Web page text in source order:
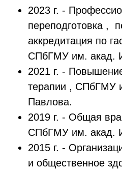
2023 г. -
переподготовка ,
аккредитация по
СПбГМУ им. акад.
2021 г. -
терапии , СПбГМУ
Павлова.
2019 г. - Общая
СПбГМУ им. акад.
2015 г. -
и общественное